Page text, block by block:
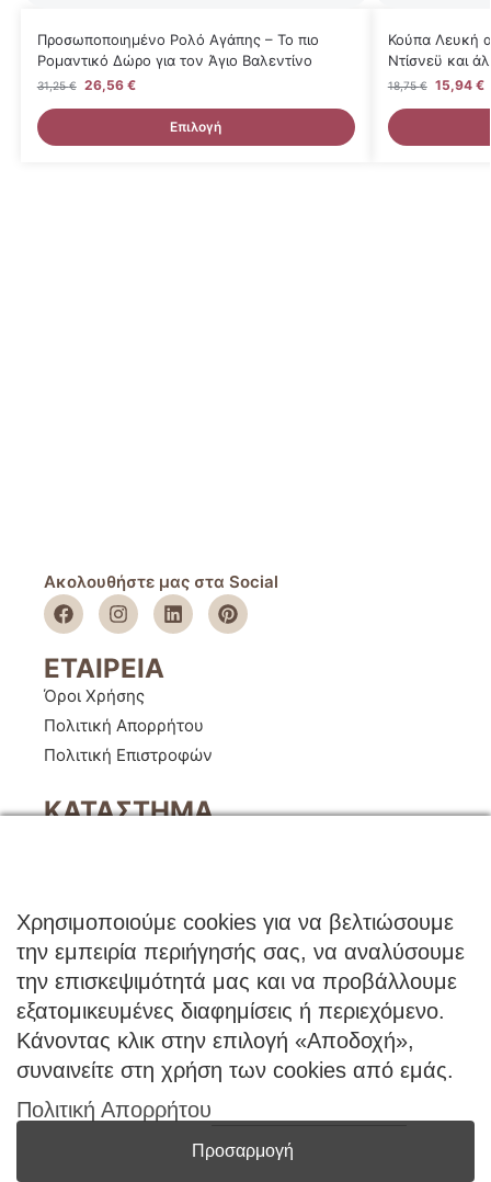
Προσωποποιημένο Ρολό Αγάπης – Το πιο
Ρομαντικό Δώρο για τον Άγιο Βαλεντίνο
31,25€ 26,56 €
Επιλογή
Κούπα Λευκή
Ντίσνεϋ και
18,75€ 15,94 €
Ακολουθήστε μας στα Social
ΕΤΑΙΡΕΙΑ
Όροι Χρήσης
Πολιτική Απορρήτου
Πολιτική Επιστροφών
ΚΑΤΑΣΤΗΜΑ
Μέθοδοι Πληρωμής
Μέθοδοι Αποστολής
ΕΠΙΚΟΙΝΩΝΙΑ
Φόρμα Επικοινωνίας
Νέα Σάντα, Κιλκίς, 61100
Χρησιμοποιούμε cookies για να βελτιώσουμε
την εμπειρία περιήγησής σας, να αναλύσουμε
την επισκεψιμότητά μας και να προβάλλουμε
εξατομικευμένες διαφημίσεις ή περιεχόμενο.
Κάνοντας κλικ στην επιλογή «Αποδοχή»,
συναινείτε στη χρήση των cookies από εμάς.
Πολιτική Απορρήτου
Προσαρμογή